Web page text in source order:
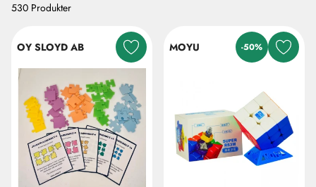
530 Produkter
OY SLOYD AB MOYU -50%